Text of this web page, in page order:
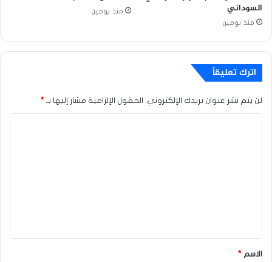
السوداني
منذ يومين
منذ يومين
اترك تعليقاً
لن يتم نشر عنوان بريدك الإلكتروني. الحقول الإلزامية مشار إليها بـ *
*
الاسم *